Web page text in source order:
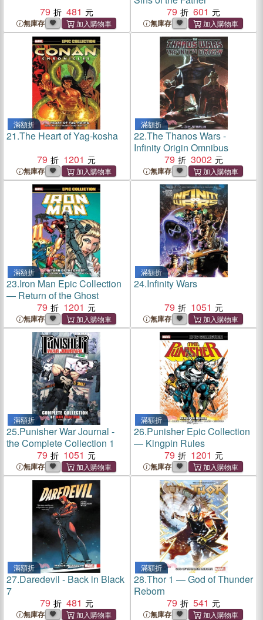
79 481
無庫存
79
601
無庫存
滿額折
21.The Heart of Yag-kosha
79
1201
無庫存
滿額折
22.The Thanos Wars -
Infinity Origin Omnibus
79
3002
無庫存
滿額折
23.Iron Man Epic Collection
― Return of the Ghost
79
1201
無庫存
滿額折
24.Infinity Wars
79
1051
無庫存
滿額折
25.Punisher War Journal -
the Complete Collection 1
79
1051
無庫存
滿額折
26.Punisher Epic Collection
― Kingpin Rules
79
1201
無庫存
滿額折
27.Daredevil - Back in Black
7
79
481
無庫存
滿額折
28.Thor 1 ― God of Thunder
Reborn
79
541
無庫存